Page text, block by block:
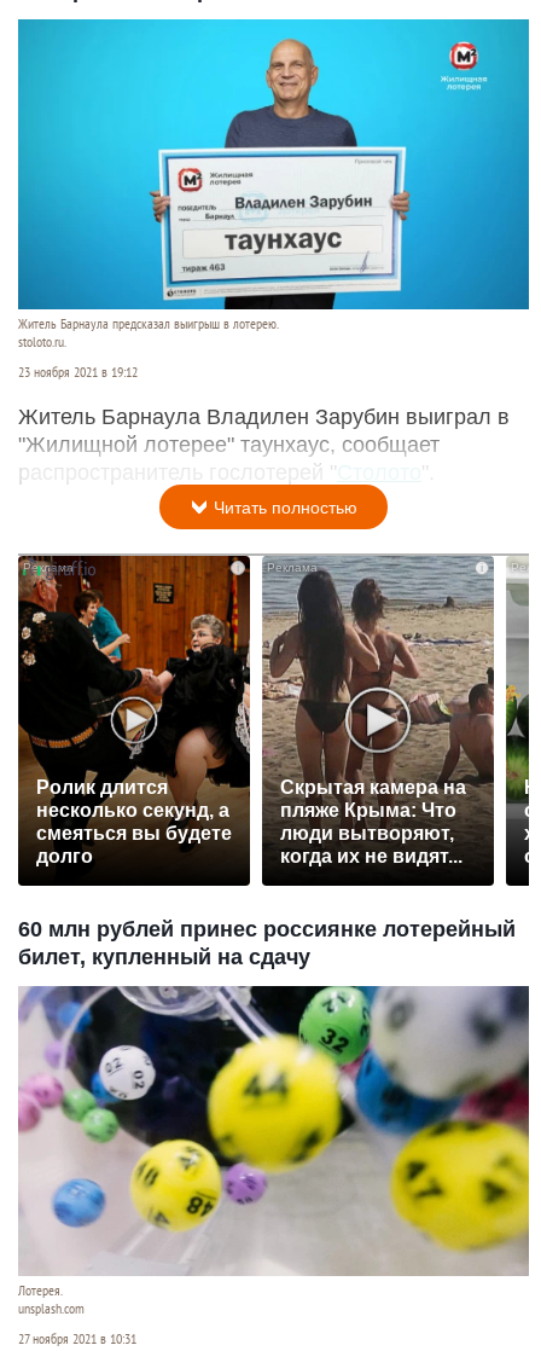
Житель Барнаула предсказал выигрыш в лотерею.
stoloto.ru.
23 ноября 2021 в 19:12
Житель Барнаула Владилен Зарубин выиграл в
"Жилищной лотерее" таунхаус, сообщает
распространитель гослотерей " Столото ".
Читать полностью
Ролик длится
несколько секунд, а
смеяться вы будете
долго
i
Скрытая камера на
пляже Крыма: Что
люди вытворяют,
когда их не видят...
60 млн рублей принес россиянке лотерейный
билет, купленный на сдачу
Лотерея.
unsplash.com
27 ноября 2021 в 10:31